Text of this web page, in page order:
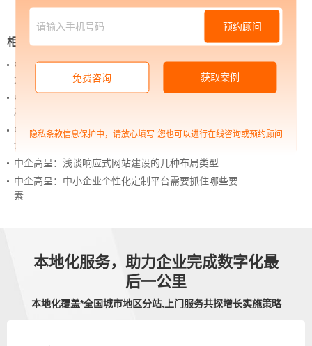
相关新闻
中企高呈：大数据时代如何充分释放企业数字化的巨
大潜力
中企高呈：会员管理系统给企业门店带来了哪些便
利？
中企高呈：网站设计制作过程中的页面颜色搭配技能
介绍
中企高呈：浅谈响应式网站建设的几种布局类型
中企高呈：中小企业个性化定制平台需要抓住哪些要
素
本地化服务，助力企业完成数字化最
后一公里
本地化覆盖*全国城市地区分站,上门服务共探增长实施策略
预约顾问
免费咨询 获取案例
隐私条款信息保护中，请放心填写 您也可以进行在线咨询或预约顾问